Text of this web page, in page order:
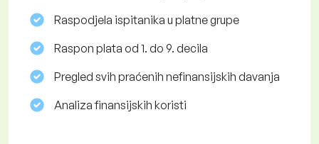
Raspodjela ispitanika u platne grupe
Raspon plata od 1. do 9. decila
Pregled svih praćenih nefinansijskih davanja
Analiza finansijskih koristi